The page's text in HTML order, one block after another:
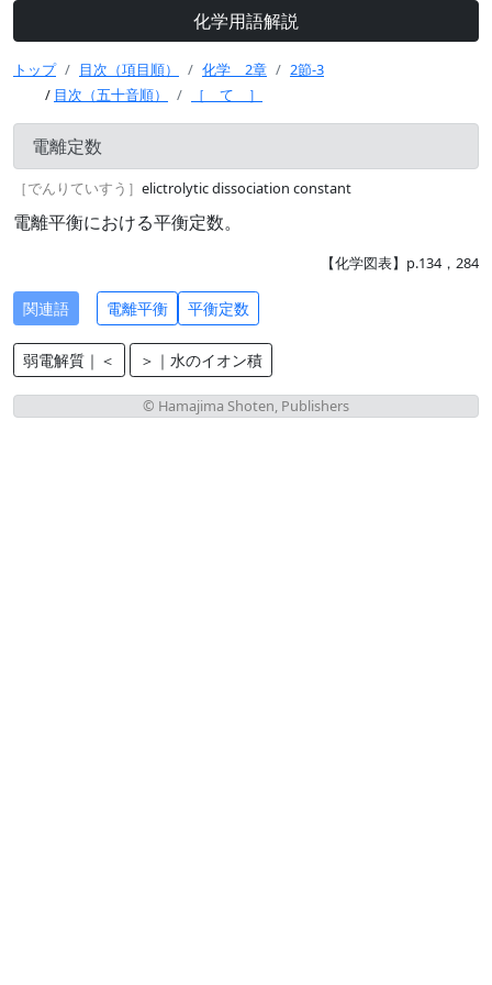
化学用語解説
トップ 目次（項目順） 化学 2章
2節-3
/ 目次（五十音順） ［ て ］
電離定数
［でんりていすう］ elictrolytic dissociation constant
電離平衡における平衡定数。
【化学図表】p.134，284
関連語 電離平衡 平衡定数
弱電解質｜＜ ＞｜水のイオン積
© Hamajima Shoten, Publishers